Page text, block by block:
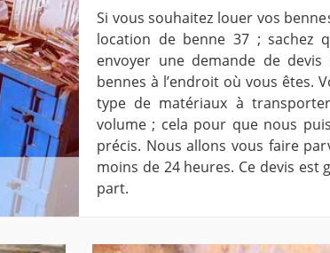
Si vous souhaitez louer vos
location de benne 37 ; sachez
envoyer une demande de
bennes à l’endroit où vous êtes.
type de matériaux à
volume ; cela pour que nous
précis. Nous allons vous faire
moins de 24 heures. Ce devis
part.